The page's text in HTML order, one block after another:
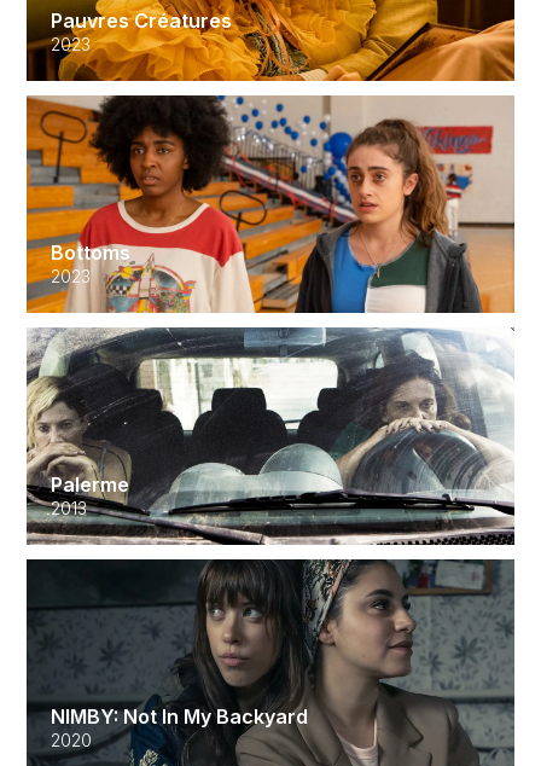
Pauvres Créatures
2023
Bottoms
2023
Palerme
2013
NIMBY: Not In My Backyard
2020